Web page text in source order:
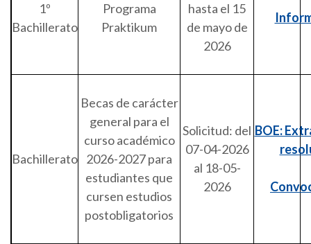
1º
Bachillerato
Programa
Praktikum
hasta el 15
de mayo de
2026
Bachillerato
Becas de carácter
general para el
curso académico
2026-2027 para
estudiantes que
cursen estudios
postobligatorios
Solicitud: del
07-04-2026
al 18-05-
2026
BOE: